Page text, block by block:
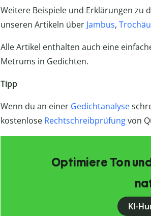
Weitere Beispiele und Erklärungen zu
unseren Artikeln über Jambus,
Alle Artikel enthalten auch eine
Metrums in Gedichten.
Tipp
Wenn du an einer Gedichtanalyse
kostenlose Rechtschreibprüfungvon
Optimiere Ton
KI-